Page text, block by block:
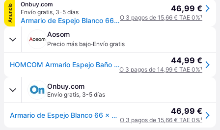
Anuncio
Onbuy.com
Envío gratis, 3-5 días
Armario de Espejo Blanco 66 x 17 x 63 cm
46,99 €
O 3 pagos de 15,66 € TAE 0%¹
Aosom
Precio más bajo·Envío gratis
HOMCOM Armario Espejo Baño Mueble Colgante de Aseo con 1 Puerta 2 Estantes Interiores y 6 Estantes Laterales 66x17x63 cm Blanco Aosom España 44,99 €
O 3 pagos de 14,99 € TAE 0%¹
Onbuy.com
Envío gratis, 3-5 días
Armario de Espejo Blanco 66 x 17 x 63 cm 46,99 €
O 3 pagos de 15,66 € TAE 0%¹